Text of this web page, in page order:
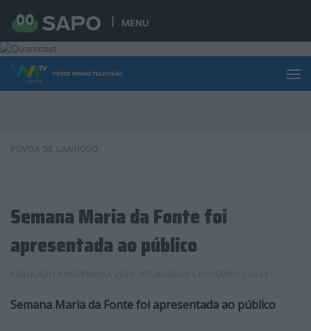
MENU
Skip to content
Semana Maria da Fonte foi
apresentada ao público
Semana Maria da Fonte foi apresentada ao público